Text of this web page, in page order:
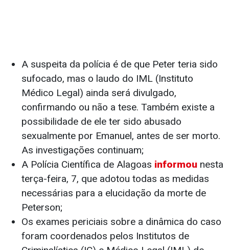
A suspeita da polícia é de que Peter teria sido
sufocado, mas o laudo do IML (Instituto
Médico Legal) ainda será divulgado,
confirmando ou não a tese. Também existe a
possibilidade de ele ter sido abusado
sexualmente por Emanuel, antes de ser morto.
As investigações continuam;
A Polícia Científica de Alagoas informou nesta
terça-feira, 7, que adotou todas as medidas
necessárias para a elucidação da morte de
Peterson;
Os exames periciais sobre a dinâmica do caso
foram coordenados pelos Institutos de